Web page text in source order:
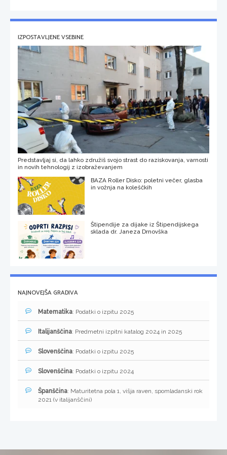
IZPOSTAVLJENE VSEBINE
Predstavljaj si, da lahko združiš svojo strast do raziskovanja, varnosti
in novih tehnologij z izobraževanjem
BAZA Roller Disko: poletni večer, glasba
in vožnja na koleščkih
Štipendije za dijake iz Štipendijskega
sklada dr. Janeza Drnovška
NAJNOVEJŠA GRADIVA
Matematika: Podatki o izpitu 2025
Italijanščina: Predmetni izpitni katalog 2024 in 2025
Slovenščina: Podatki o izpitu 2025
Slovenščina: Podatki o izpitu 2024
Španščina: Maturitetna pola 1, višja raven, spomladanski rok
2021 (v italijanščini)